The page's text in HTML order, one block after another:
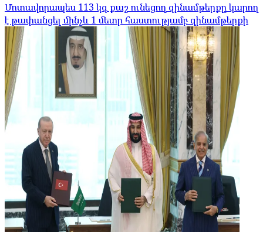
Մոտավորապես 113 կգ քաշ ունեցող զինամթերքը կարող
է թափանցել մինչև 1 մետր հաստությամբ զինամթերքի